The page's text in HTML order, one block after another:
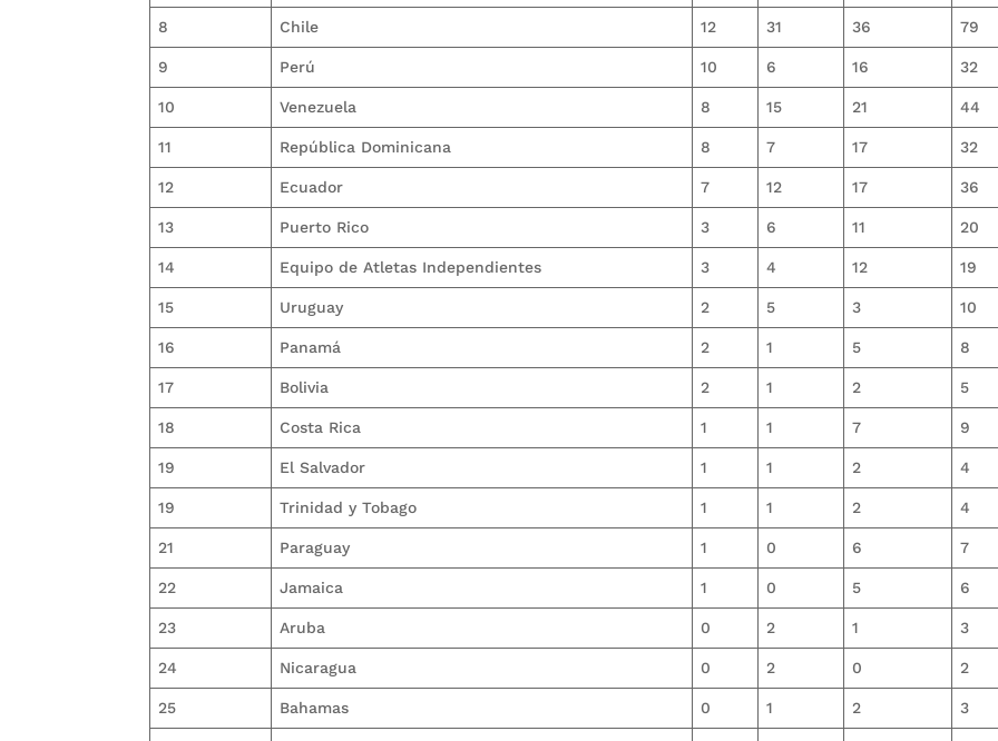
8 Chile 12 31 36 79
9 Perú 10 6 16 32
10 Venezuela 8 15 21 44
11 República Dominicana 8 7 17 32
12 Ecuador 7 12 17 36
13 Puerto Rico 3 6 11 20
14 Equipo de Atletas Independientes 3 4 12 19
15 Uruguay 2 5 3 10
16 Panamá 2 1 5 8
17 Bolivia 2 1 2 5
18 Costa Rica 1 1 7 9
19 El Salvador 1 1 2 4
19 Trinidad y Tobago 1 1 2 4
21 Paraguay 1 0 6 7
22 Jamaica 1 0 5 6
23 Aruba 0 2 1 3
24 Nicaragua 0 2 0 2
25 Bahamas 0 1 2 3